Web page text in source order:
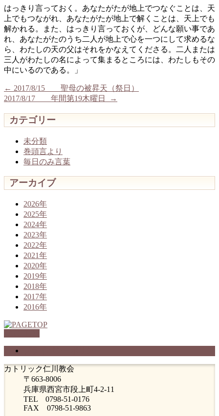
はっきり言っておく。あなたがたが地上でつなぐことは、天
上でもつながれ、あなたがたが地上で解くことは、天上でも
解かれる。また、はっきり言っておくが、どんな願い事であ
れ、あなたがたのうち二人が地上で心を一つにして求めるな
ら、わたしの天の父はそれをかなえてくださる。二人または
三人がわたしの名によって集まるところには、わたしもその
中にいるのである。」
← 2017/8/15 聖母の被昇天（祭日）
2017/8/17 年間第19木曜日
→
カテゴリー
未分類
巻頭言より
毎日のみ言葉
アーカイブ
2026年
2025年
2024年
2023年
2022年
2021年
2020年
2019年
2018年
2017年
2016年
カトリック仁川教会
〒663-8006
兵庫県西宮市段上町4-2-11
TEL 0798-51-0176
FAX 0798-51-9863